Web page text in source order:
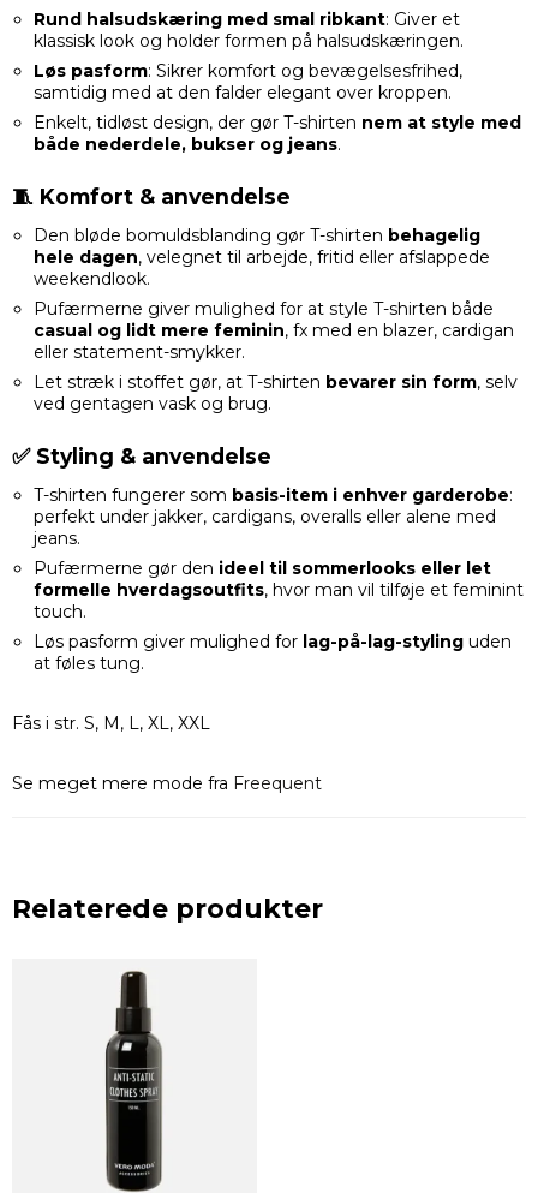
Rund halsudskæring med smal ribkant: Giver et
klassisk look og holder formen på halsudskæringen.
Løs pasform: Sikrer komfort og bevægelsesfrihed,
samtidig med at den falder elegant over kroppen.
Enkelt, tidløst design, der gør T-shirten nem at style med
både nederdele, bukser og jeans.
🧵 Komfort & anvendelse
Den bløde bomuldsblanding gør T-shirten behagelig
hele dagen, velegnet til arbejde, fritid eller afslappede
weekendlook.
Pufærmerne giver mulighed for at style T-shirten både
casual og lidt mere feminin, fx med en blazer, cardigan
eller statement-smykker.
Let stræk i stoffet gør, at T-shirten bevarer sin form, selv
ved gentagen vask og brug.
✅ Styling & anvendelse
T-shirten fungerer som basis-item i enhver garderobe:
perfekt under jakker, cardigans, overalls eller alene med
jeans.
Pufærmerne gør den ideel til sommerlooks eller let
formelle hverdagsoutfits, hvor man vil tilføje et feminint
touch.
Løs pasform giver mulighed for lag-på-lag-stylinguden
at føles tung.
Fås i str. S, M, L, XL, XXL
Se meget mere mode fra Freequent
Relaterede produkter